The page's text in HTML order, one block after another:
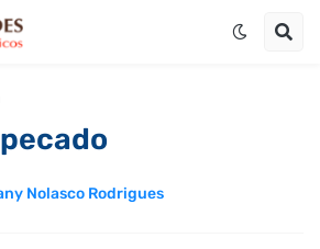
Nolasco Rodrigues